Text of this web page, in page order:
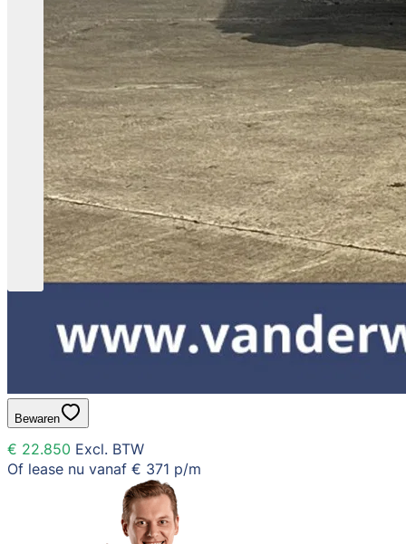
Bewaren
€ 22.850 Excl. BTW
Of lease nu vanaf € 371 p/m